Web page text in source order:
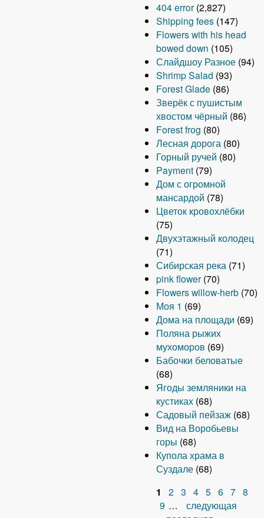
404 error (2,827)
Shipping fees (147)
Flowers with his head
bowed down (105)
Слайдшоу Разное (94)
Shrimp Salad (93)
Forest Glade (86)
Зверёк с пушистым
хвостом чёрный (86)
Forest frog (80)
Лесная дорога (80)
Горный ручей (80)
Payment (79)
Дом с огромной
мансардой (78)
Цветок кровохлёбки
(75)
Двухэтажный колодец
(71)
Сибирская река (71)
pink flower (70)
Flowers willow-herb (70)
Моя 1 (69)
Дома на площади (69)
Поляна рыжих
мухоморов (69)
Бабочки беловатые
(68)
Ягоды земляники на
кустиках (68)
Садовый пейзаж (68)
Вид на Воробьевы
горы (68)
Купола храма в
Суздале (68)
1 2 3 4 5 6 7 8
9 …
следующая